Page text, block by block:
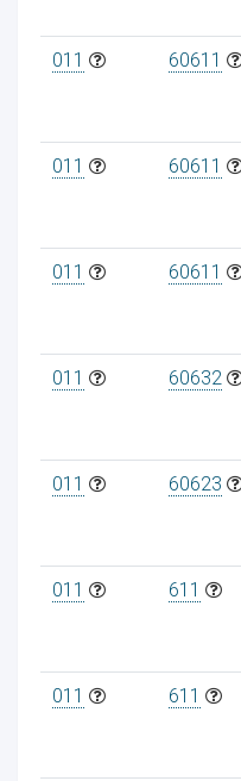
011 60611
011 60611
011 60611
011 60632
011 60623
011 611
011 611